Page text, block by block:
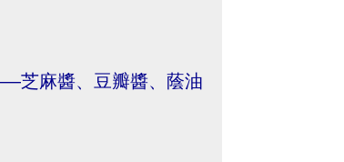
芝麻醬、豆瓣醬、蔭油